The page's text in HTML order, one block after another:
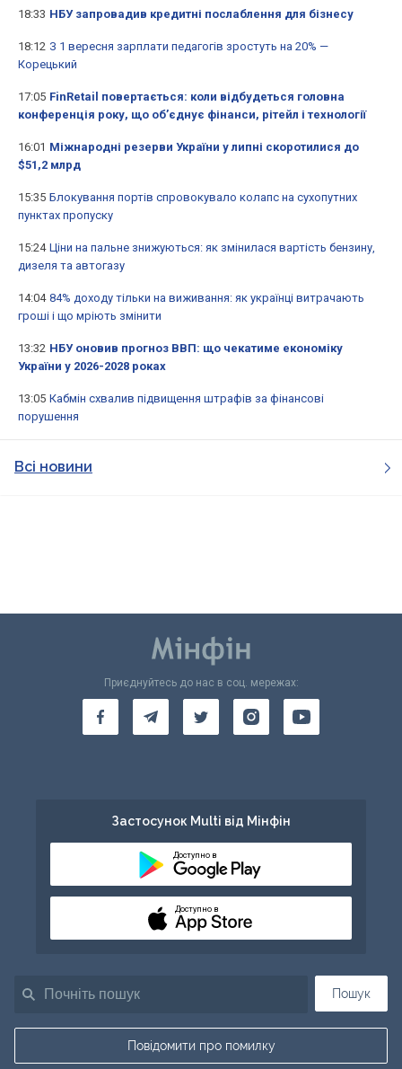
18:33 НБУ запровадив кредитні послаблення для бізнесу
18:12 З 1 вересня зарплати педагогів зростуть на 20% —
Корецький
17:05 FinRetail повертається: коли відбудеться головна
конференція року, що об’єднує фінанси, рітейл і технології
16:01 Міжнародні резерви України у липні скоротилися до
$51,2 млрд
15:35 Блокування портів спровокувало колапс на сухопутних
пунктах пропуску
15:24 Ціни на пальне знижуються: як змінилася вартість бензину,
дизеля та автогазу
14:04 84% доходу тільки на виживання: як українці витрачають
гроші і що мріють змінити
13:32 НБУ оновив прогноз ВВП: що чекатиме економіку
України у 2026-2028 роках
13:05 Кабмін схвалив підвищення штрафів за фінансові
порушення
Всі новини
Пошук
Повідомити про помилку
Приєднуйтесь до нас в соц. мережах:
Застосунок Multi від Мінфін
Доступно в
Доступно в